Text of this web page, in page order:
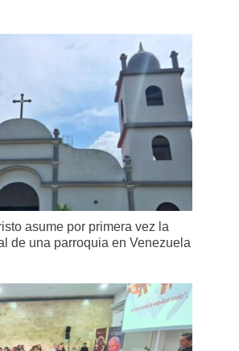
asume por primera vez la
de una parroquia en Venezuela